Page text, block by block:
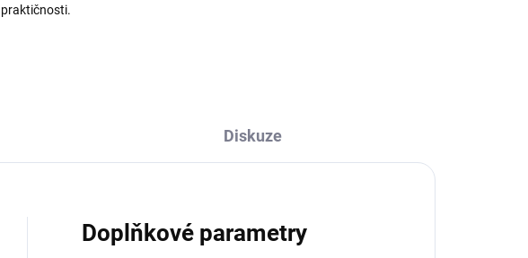
praktičnosti.
Diskuze
Doplňkové parametry